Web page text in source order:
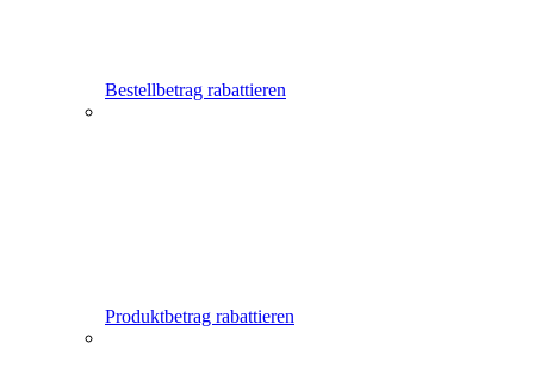
Bestellbetrag rabattieren
Produktbetrag rabattieren